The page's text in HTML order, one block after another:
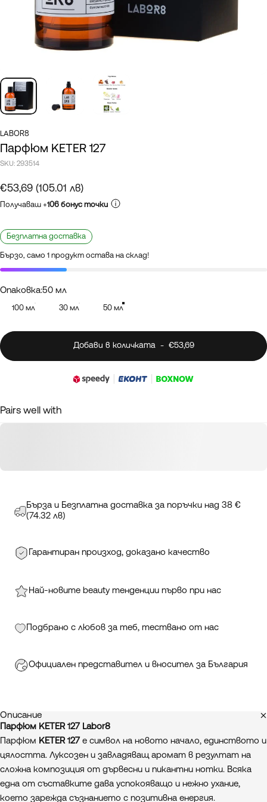
LABOR8
Парфюм KETER 127
SKU: 293514
€53,69 (105.01 лв)
Получаваш +106 бонус точки
Безплатна доставка
Бързо, само 1 продукт остава на склад!
Опаковка
Опаковка:50 мл
100 мл 30 мл 50 мл
Добави в количката- €53,69
Pairs well with
Бърза и Безплатна доставка за поръчки над 38 €
(74.32 лв)
Гарантиран произход, доказано качество
Най-новите beauty тенденции първо при нас
Подбрано с любов за теб, тествано от нас
Официален представител и вносител за България
Описание
Парфюм KETER 127 Labor8
Парфюм KETER 127 е символ на новото начало, единството и
цялостта. Луксозен и завладяващ аромат в резултат на
сложна композиция от дървесни и пикантни нотки. Всяка
една от съставките дава успокояващо и нежно ухание,
което зарежда съзнанието с позитивна енергия.